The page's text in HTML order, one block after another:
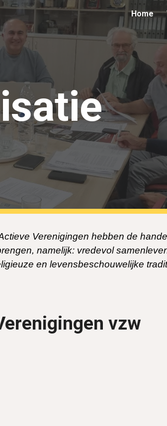
Home
Verenigingen hebben de
namelijk: vredevol
en levensbeschouwelijke
vzw